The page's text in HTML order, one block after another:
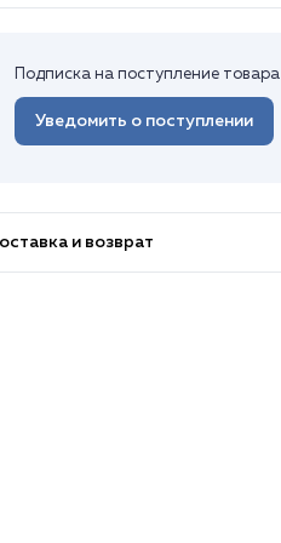
Подписка на поступление товара
Уведомить о поступлении
и возврат